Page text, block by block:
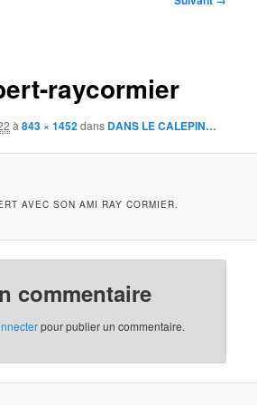
raycormier
à843 × 1452dans DANS LE CALEPIN…
AVEC SON AMI RAY CORMIER.
commentaire
pour publier un commentaire.